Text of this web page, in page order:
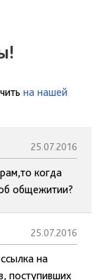
на нашей
25.07.2016
когда
общежитии?
25.07.2016
на
поступивших